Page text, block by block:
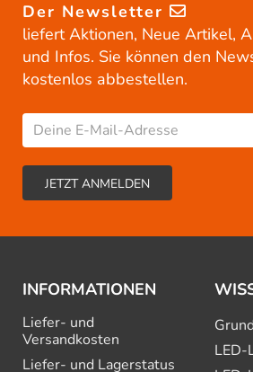
Der Newsletter
liefert Aktionen, Neue Artikel,
und Infos. Sie können den
kostenlos abbestellen.
INFORMATIONEN
Liefer- und
Versandkosten
Liefer- und Lagerstatus
LED-